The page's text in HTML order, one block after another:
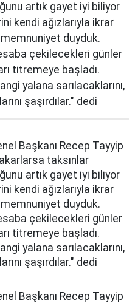
artık gayet iyi biliyor
kendi ağızlarıyla ikrar
duyduk.
çekilecekleri günler
titremeye başladı.
yalana sarılacaklarını,
şaşırdılar." dedi
Başkanı Recep Tayyip
taksınlar
artık gayet iyi biliyor
kendi ağızlarıyla ikrar
duyduk.
çekilecekleri günler
titremeye başladı.
yalana sarılacaklarını,
şaşırdılar." dedi
Başkanı Recep Tayyip